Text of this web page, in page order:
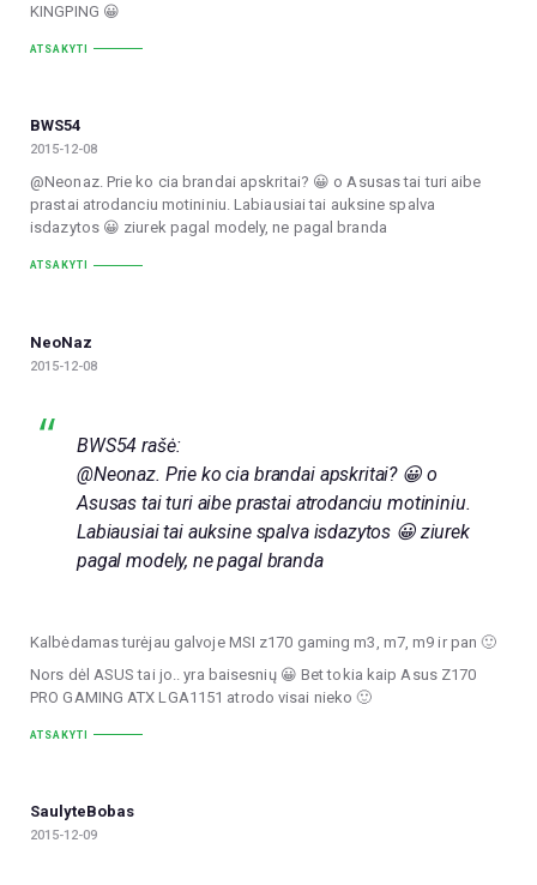
KINGPING 😀
ATSAKYTI
BWS54
2015-12-08
@Neonaz. Prie ko cia brandai apskritai? 😀 o Asusas tai turi aibe
prastai atrodanciu motininiu. Labiausiai tai auksine spalva
isdazytos 😀 ziurek pagal modely, ne pagal branda
ATSAKYTI
NeoNaz
2015-12-08
BWS54 rašė:
@Neonaz. Prie ko cia brandai apskritai? 😀 o
Asusas tai turi aibe prastai atrodanciu motininiu.
Labiausiai tai auksine spalva isdazytos 😀 ziurek
pagal modely, ne pagal branda
Kalbėdamas turėjau galvoje MSI z170 gaming m3, m7, m9 ir pan 🙂
Nors dėl ASUS tai jo.. yra baisesnių 😀 Bet tokia kaip Asus Z170
PRO GAMING ATX LGA1151 atrodo visai nieko 🙂
ATSAKYTI
SaulyteBobas
2015-12-09